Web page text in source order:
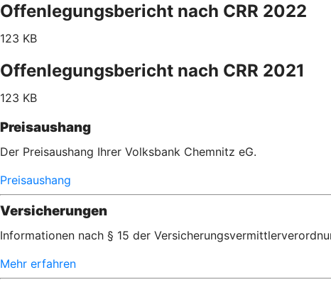
Offenlegungsbericht nach CRR 2022
123 KB
Offenlegungsbericht nach CRR 2021
123 KB
Preisaushang
Der Preisaushang Ihrer Volksbank Chemnitz eG.
Preisaushang
Versicherungen
Informationen nach § 15 der
Mehr erfahren